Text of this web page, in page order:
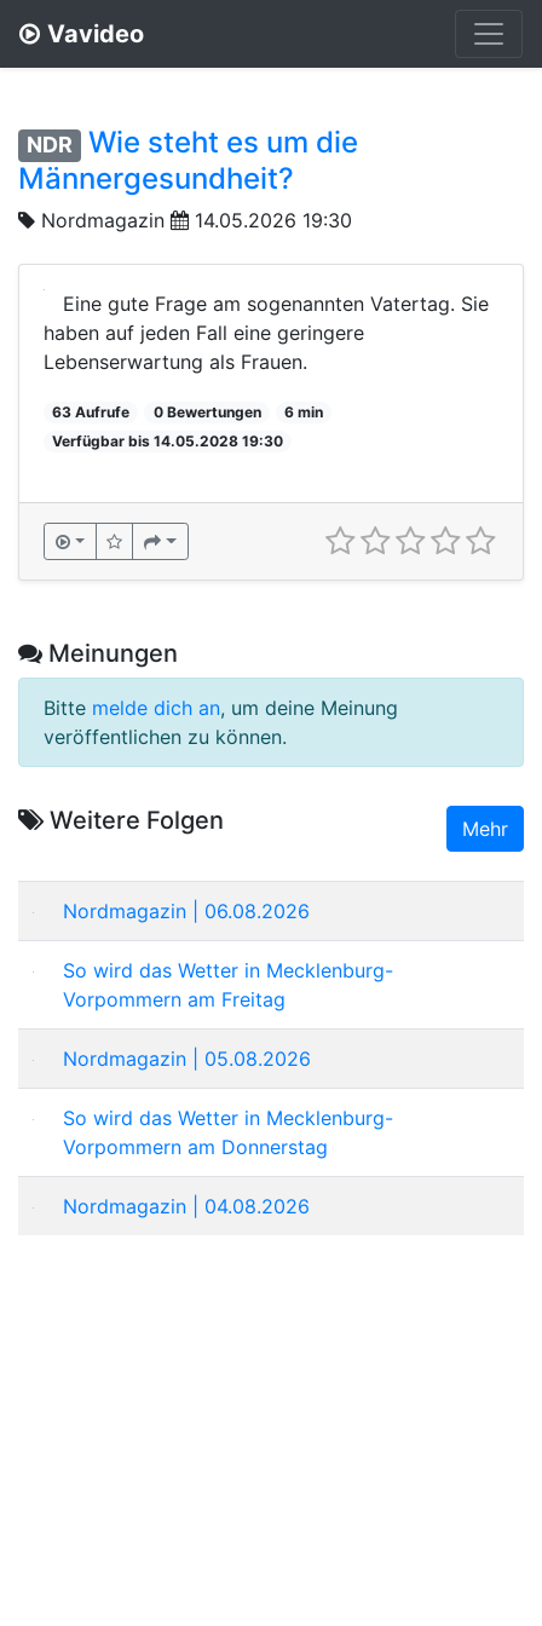
Vavideo
NDR
Wie steht es um die
Männergesundheit?
Nordmagazin 14.05.2026 19:30
Eine gute Frage am sogenannten Vatertag. Sie
haben auf jeden Fall eine geringere
Lebenserwartung als Frauen.
63 Aufrufe 0 Bewertungen
6 min
Verfügbar bis 14.05.2028 19:30
Meinungen
Bitte melde dich an, um deine Meinung
veröffentlichen zu können.
Weitere Folgen Mehr
Nordmagazin | 06.08.2026
So wird das Wetter in Mecklenburg-
Vorpommern am Freitag
Nordmagazin | 05.08.2026
So wird das Wetter in Mecklenburg-
Vorpommern am Donnerstag
Nordmagazin | 04.08.2026